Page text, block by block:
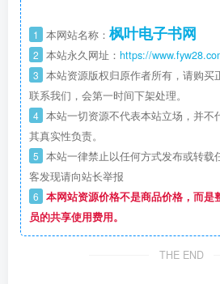
1 本网站名称： 枫叶电子书网
2 本站永久网址： https://
3 本站资源版权归原作者所有，请购买
联系我们，会第一时间下架处理。
4 本站一切资源不代表本站立场，并不
其真实性负责。
5 本站一律禁止以任何方式发布或转载
客发现请向站长举报
6 本网站资源价格不是商品价格，而是
员的共享使用费用。
THE END